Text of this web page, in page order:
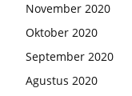
November 2020
Oktober 2020
September 2020
Agustus 2020